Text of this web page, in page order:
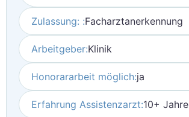
Zulassung: :Facharztanerkennung
Arbeitgeber:Klinik
Honorararbeit möglich:ja
Erfahrung Assistenzarzt:10+ Jahre